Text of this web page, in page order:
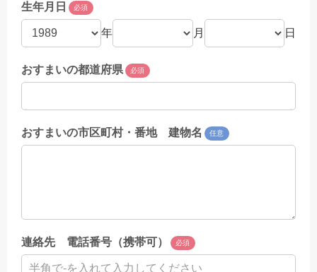
生年月日 必須
年 月 日
おすまいの都道府県 必須
おすまいの市区町村・番地 建物名 任意
連絡先 電話番号（携帯可） 必須